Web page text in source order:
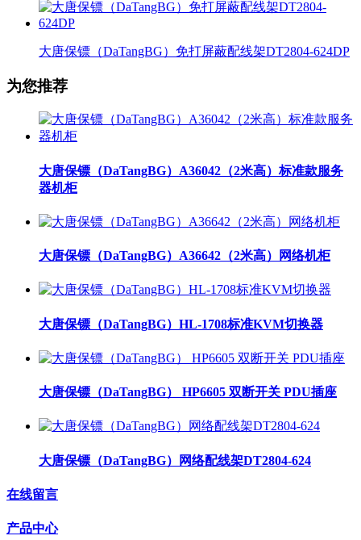
大唐保镖（DaTangBG）免打屏蔽配线架DT2804-624DP
为您推荐
大唐保镖（DaTangBG）A36042（2米高）标准款服务
器机柜
大唐保镖（DaTangBG）A36642（2米高）网络机柜
大唐保镖（DaTangBG）HL-1708标准KVM切换器
大唐保镖（DaTangBG） HP6605 双断开关 PDU插座
大唐保镖（DaTangBG）网络配线架DT2804-624
在线留言
产品中心